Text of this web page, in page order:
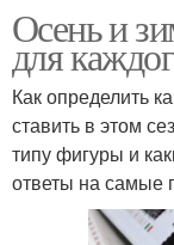
Осень и
для
Как определить
ставить в этом
типу фигуры и
ответы на самые